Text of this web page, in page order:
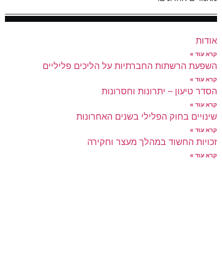
אודות
קרא עוד »
השפעת הרשתות החברתיות על הליכים פליליים
קרא עוד »
הסדר טיעון – יתרונות וחסרונות
קרא עוד »
שינויים בחוק הפלילי בשנים האחרונות
קרא עוד »
זכויות החשוד במהלך מעצר וחקירה
קרא עוד »